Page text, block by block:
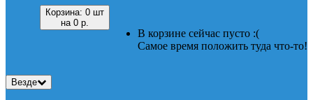
Корзина: 0 шт
на 0 р.
В корзине сейчас пусто :(
Самое время положить туда что-то!
Везде